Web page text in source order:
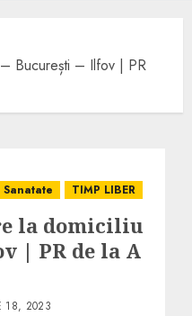
București – Ilfov | PR
Sanatate TIMP LIBER
la domiciliu
| PR de la A
18, 2023